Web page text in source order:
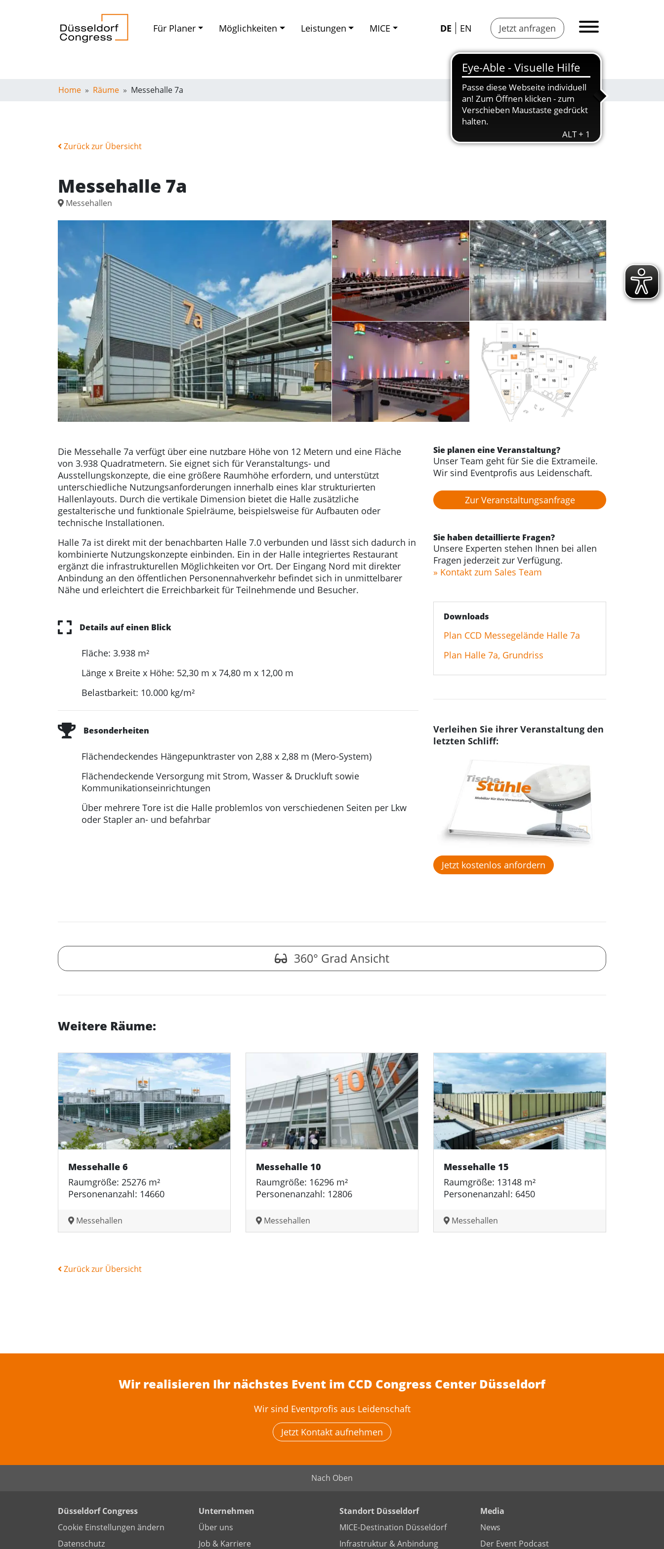
DE EN Jetzt anfragen
Für Planer Möglichkeiten Leistungen MICE
Home Räume Messehalle 7a
Zurück zur Übersicht
Messehalle 7a
Messehallen
Die Messehalle 7a verfügt über eine nutzbare Höhe von 12 Metern und eine Fläche
von 3.938 Quadratmetern. Sie eignet sich für Veranstaltungs- und
Ausstellungskonzepte, die eine größere Raumhöhe erfordern, und unterstützt
unterschiedliche Nutzungsanforderungen innerhalb eines klar strukturierten
Hallenlayouts. Durch die vertikale Dimension bietet die Halle zusätzliche
gestalterische und funktionale Spielräume, beispielsweise für Aufbauten oder
technische Installationen.
Halle 7a ist direkt mit der benachbarten Halle 7.0 verbunden und lässt sich dadurch in
kombinierte Nutzungskonzepte einbinden. Ein in der Halle integriertes Restaurant
ergänzt die infrastrukturellen Möglichkeiten vor Ort. Der Eingang Nord mit direkter
Anbindung an den öffentlichen Personennahverkehr befindet sich in unmittelbarer
Nähe und erleichtert die Erreichbarkeit für Teilnehmende und Besucher.
Details auf einen Blick
Fläche: 3.938 m²
Länge x Breite x Höhe: 52,30 m x 74,80 m x 12,00 m
Belastbarkeit: 10.000 kg/m²
Besonderheiten
Flächendeckendes Hängepunktraster von 2,88 x 2,88 m (Mero-System)
Flächendeckende Versorgung mit Strom, Wasser & Druckluft sowie
Kommunikationseinrichtungen
Über mehrere Tore ist die Halle problemlos von verschiedenen Seiten per Lkw
oder Stapler an- und befahrbar
Sie planen eine Veranstaltung?
Unser Team geht für Sie die Extrameile.
Wir sind Eventprofis aus Leidenschaft.
Zur Veranstaltungs­anfrage
Sie haben detaillierte Fragen?
Unsere Experten stehen Ihnen bei allen
Fragen jederzeit zur Verfügung.
» Kontakt zum Sales Team
Downloads
Plan CCD Messegelände Halle 7a
Plan Halle 7a, Grundriss
Verleihen Sie ihrer Veranstaltung den
letzten Schliff:
Jetzt kostenlos anfordern
360° Grad Ansicht
Weitere Räume:
Messehalle 6
Raumgröße: 25276 m²
Personenanzahl: 14660
Messehallen
Messehalle 10
Raumgröße: 16296 m²
Personenanzahl: 12806
Messehallen
Messehalle 15
Raumgröße: 13148 m²
Personenanzahl: 6450
Messehallen
Zurück zur Übersicht
Wir realisieren Ihr nächstes Event im CCD Congress Center Düsseldorf
Wir sind Eventprofis aus Leidenschaft
Jetzt Kontakt aufnehmen
Nach Oben
Düsseldorf Congress
Cookie Einstellungen ändern
Datenschutz
Unternehmen
Über uns
Job & Karriere
Standort Düsseldorf
MICE-Destination Düsseldorf
Infrastruktur & Anbindung
Media
News
Der Event Podcast